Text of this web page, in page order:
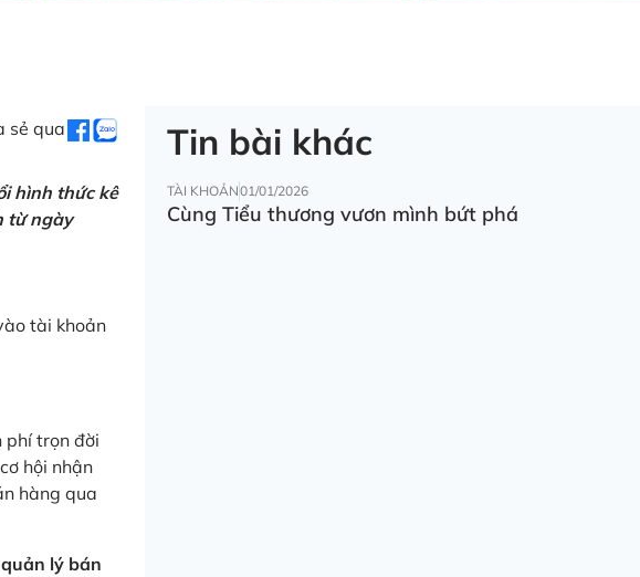
sẻ qua
hình thức kê
từ ngày
tài khoản
phí trọn đời
hội nhận
hàng qua
lý bán
Tin bài khác
TÀI KHOẢN01/01/2026
Cùng Tiểu thương vươn mình bứt phá